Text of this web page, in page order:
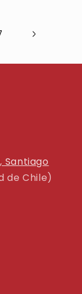
Santiago
de Chile)